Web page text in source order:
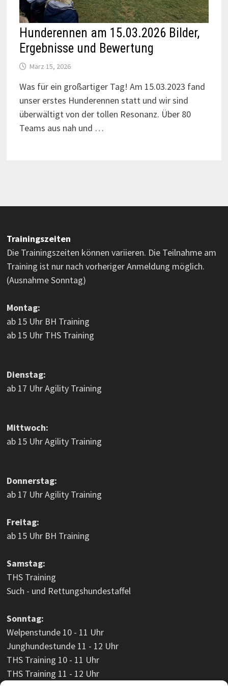
Hunderennen am 15.03.2026 Bilder,
Ergebnisse und Bewertung
März 15, 2026
Was für ein großartiger Tag! Am 15.03.2023 fand
unser erstes Hunderennen statt und wir sind
überwältigt von der tollen Resonanz. Über 80
Teams aus nah und …
Trainingszeiten
Die Trainingszeiten können variieren. Die Teilnahme am
Training ist nur nach vorheriger Anmeldung möglich.
(Ausnahme Sonntag)
Montag:
ab 15 Uhr BH Training
ab 15 Uhr THS Training
Dienstag:
ab 17 Uhr Agility Training
Mittwoch:
ab 15 Uhr Agility Training
Donnerstag:
ab 17 Uhr Agility Training
Freitag:
ab 15 Uhr BH Training
Samstag:
THS Training
Such - und Rettungshundestaffel
Sonntag:
Welpenstunde 10 - 11 Uhr
Junghundestunde 11 - 12 Uhr
THS Training 10 - 11 Uhr
THS Training 11 - 12 Uhr